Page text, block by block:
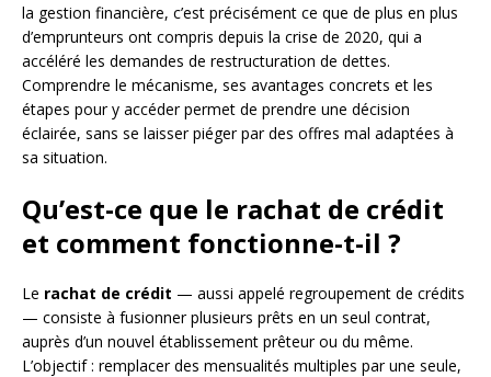
la gestion financière, c’est précisément ce que de plus en plus
d’emprunteurs ont compris depuis la crise de 2020, qui a
accéléré les demandes de restructuration de dettes.
Comprendre le mécanisme, ses avantages concrets et les
étapes pour y accéder permet de prendre une décision
éclairée, sans se laisser piéger par des offres mal adaptées à
sa situation.
Qu’est-ce que le rachat de crédit
et comment fonctionne-t-il ?
Le rachat de crédit — aussi appelé regroupement de crédits
— consiste à fusionner plusieurs prêts en un seul contrat,
auprès d’un nouvel établissement prêteur ou du même.
L’objectif : remplacer des mensualités multiples par une seule,